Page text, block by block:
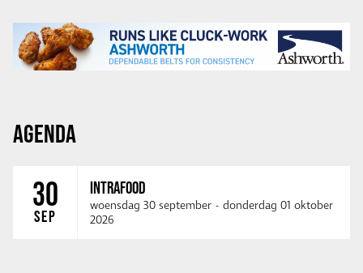
AGENDA
30
SEP
INTRAFOOD
woensdag 30 september - donderdag 01 oktober
2026